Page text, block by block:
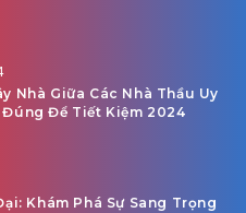
Nhà Giữa Các Nhà Thầu Uy
Đúng Để Tiết Kiệm 2024
Khám Phá Sự Sang Trọng